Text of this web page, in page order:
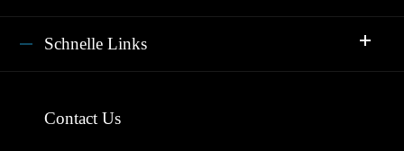
Schnelle Links
Contact Us